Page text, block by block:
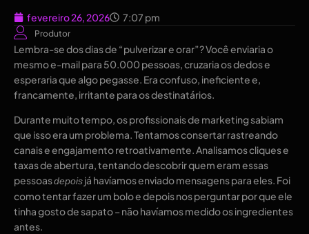
fevereiro 26, 2026 7:07 pm
Produtor
Lembra-se dos dias de “pulverizar e orar”? Você enviaria o
mesmo e-mail para 50.000 pessoas, cruzaria os dedos e
esperaria que algo pegasse. Era confuso, ineficiente e,
francamente, irritante para os destinatários.
Durante muito tempo, os profissionais de marketing sabiam
que isso era um problema. Tentamos consertar rastreando
canais e engajamento retroativamente. Analisamos cliques e
taxas de abertura, tentando descobrir quem eram essas
pessoasdepoisjá havíamos enviado mensagens para eles. Foi
como tentar fazer um bolo e depois nos perguntar por que ele
tinha gosto de sapato – não havíamos medido os ingredientes
antes.